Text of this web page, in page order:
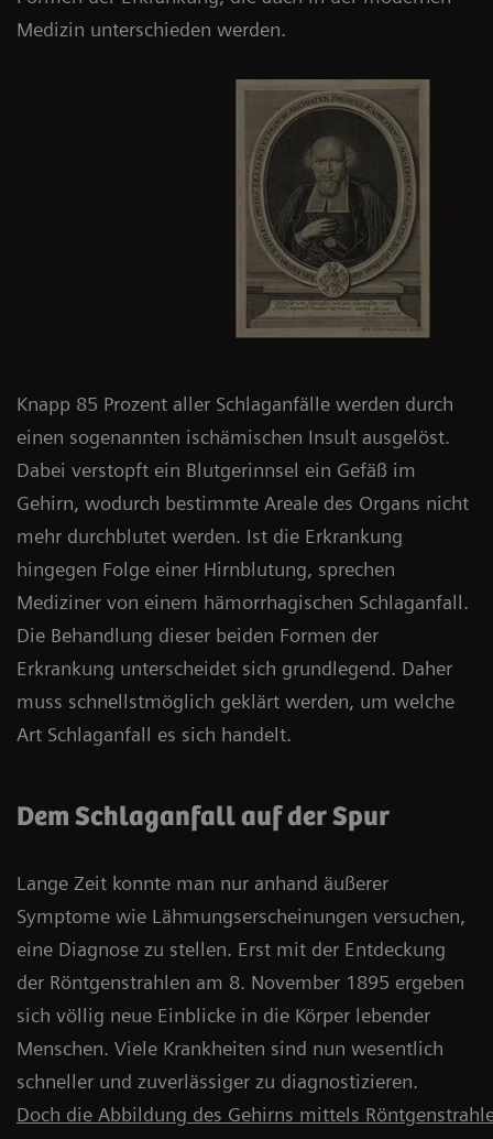
Medizin unterschieden werden.
Knapp 85 Prozent aller Schlaganfälle werden durch
einen sogenannten ischämischen Insult ausgelöst.
Dabei verstopft ein Blutgerinnsel ein Gefäß im
Gehirn, wodurch bestimmte Areale des Organs nicht
mehr durchblutet werden. Ist die Erkrankung
hingegen Folge einer Hirnblutung, sprechen
Mediziner von einem hämorrhagischen Schlaganfall.
Die Behandlung dieser beiden Formen der
Erkrankung unterscheidet sich grundlegend. Daher
muss schnellstmöglich geklärt werden, um welche
Art Schlaganfall es sich handelt.
Dem Schlaganfall auf der Spur
Lange Zeit konnte man nur anhand äußerer
Symptome wie Lähmungserscheinungen versuchen,
eine Diagnose zu stellen. Erst mit der Entdeckung
der Röntgenstrahlen am 8. November 1895 ergeben
sich völlig neue Einblicke in die Körper lebender
Menschen. Viele Krankheiten sind nun wesentlich
schneller und zuverlässiger zu diagnostizieren.
Doch die Abbildung des Gehirns mittels